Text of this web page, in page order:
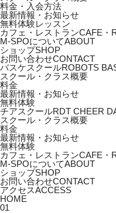
料金・入会方法
最新情報・お知らせ
無料体験レッスン
カフェ・レストランCAFE・
M-SPOについてABOUT
ショップSHOP
お問い合わせCONTACT
バスケスクールROBOTS
スクール・クラス概要
料金
最新情報・お知らせ
無料体験
チアスクールRDT CHEER
スクール・クラス概要
料金
最新情報・お知らせ
無料体験
カフェ・レストランCAFE・
M-SPOについてABOUT
ショップSHOP
お問い合わせCONTACT
アクセスACCESS
HOME
01